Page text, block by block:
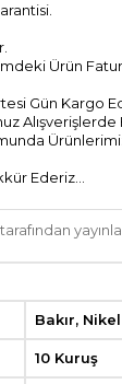
Ürün
Gün Kargo
Ederiz...
tarafından
Bakır, Nikel
10 Kuruş